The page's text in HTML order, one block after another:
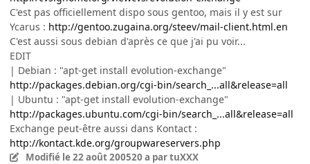
C'est pas officiellement dispo sous gentoo, mais il y est sur
Ycarus : http://gentoo.zugaina.org/steev/mail-client.html.en
C'est aussi sous debian d'après ce que j'ai pu voir...
EDIT
| Debian : "apt-get install evolution-exchange"
http://packages.debian.org/cgi-bin/search_...all&release=all
| Ubuntu : "apt-get install evolution-exchange"
http://packages.ubuntu.com/cgi-bin/search_...all&release=all
Exchange peut-être aussi dans Kontact :
http://kontact.kde.org/groupwareservers.php
Modifié le 22 août 200520 a par tuXXX